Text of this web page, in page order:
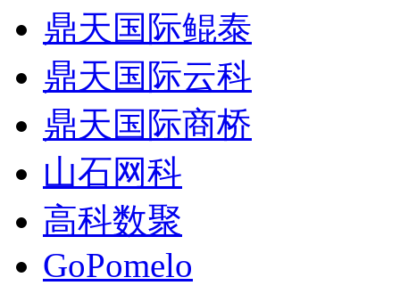
鼎天国际鲲泰
鼎天国际云科
鼎天国际商桥
山石网科
高科数聚
GoPomelo